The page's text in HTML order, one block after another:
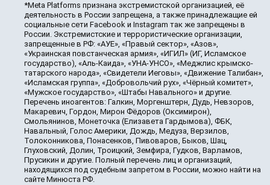
*Meta Platforms признана экстремистской организацией, её
деятельность в России запрещена, а также принадлежащие ей
социальные сети Facebook и Instagram так же запрещены в
России. Экстремистские и террористические организации,
запрещенные в РФ: «АУЕ», «Правый сектор», «Азов»,
«Украинская повстанческая армия», «ИГИЛ» (ИГ, Исламское
государство), «Аль-Каида», «УНА-УНСО», «Меджлис крымско-
татарского народа», «Свидетели Иеговы», «Движение Талибан»,
«Исламская группа», «Добровольчий рух», «Чёрный комитет»,
«Мужское государство», «Штабы Навального» и другие.
Перечень иноагентов: Галкин, Моргенштерн, Дудь, Невзоров,
Макаревич, Гордон, Мирон Фёдоров (Оксимирон),
Смольянинов, Монеточка (Елизавета Гардымова), ФБК,
Навальный, Голос Америки, Дождь, Медуза, Верзилов,
Толоконникова, Понасенков, Пивоваров, Быков, Шац,
Глуховский, Долин, Троицкий, Земфира, Гудков, Варламов,
Прусикин и другие. Полный перечень лиц и организаций,
находящихся под судебным запретом в России, можно найти на
сайте Минюста РФ.